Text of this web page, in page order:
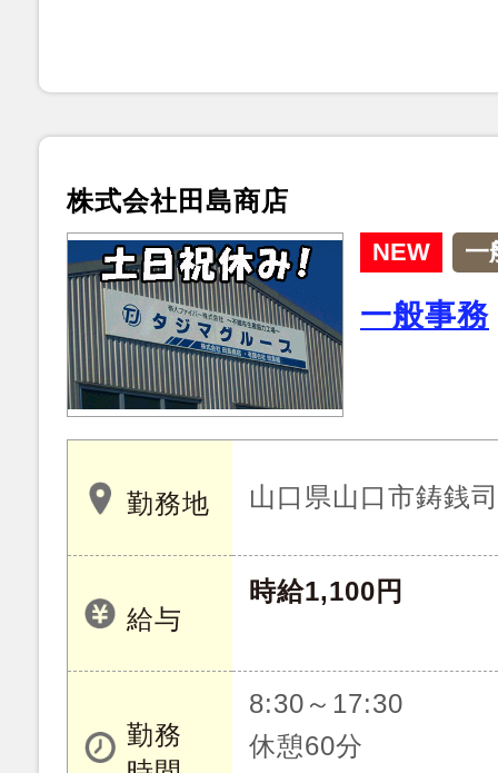
株式会社田島商店
NEW 一
一般事務
勤務地 山口県山口市鋳銭司
給与
時給1,100円
勤務
8:30～17:30
休憩60分